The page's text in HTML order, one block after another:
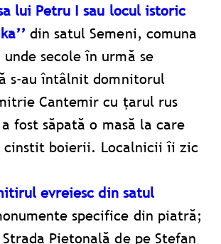
lui Petru I sau locul istoric
din satul Semeni, comuna
unde secole în urmă se
s-au întâlnit domnitorul
Cantemir cu țarul rus
fost săpată o masă la care
cinstit boierii. Localnicii îi zic
evreiesc din satul
specifice din piatră;
Pietonală de pe Ștefan